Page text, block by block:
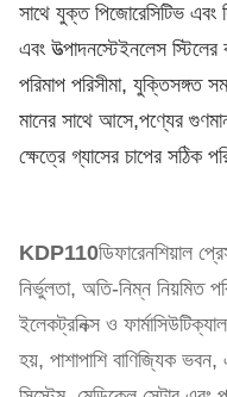
সাথে যুক্ত পিজোরেসিটিভ এবং
এবং উত্পাদনস্টেইনলেস
পরিমাপ পরিসীমা, যুক্তিসঙ্গত
মানের সাথে আসে,পণ্যের
ক্ষেত্রে গ্যাসের চাপের সঠিক
KDP110ডিফারেনশিয়াল
নির্ভুলতা, অতি-নিম্ন নিয়মিত
ইলেকট্রনিক্স ও
হয়, পাশাপাশি বাণিজ্যিক